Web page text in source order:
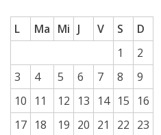
L Ma Mi J V S
D
1
2
3
4 5 6 7 8
9
10
11 12 13 14 15
16
17 18 19 20 21 22 23